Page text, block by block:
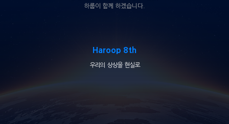
하룹이 함께 하겠습니다.
Haroop 8th
우리의 상상을 현실로